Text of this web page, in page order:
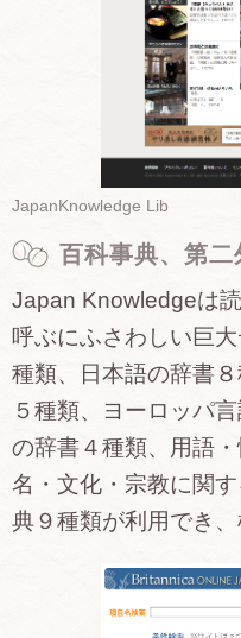
JapanKnowledge Lib
百科事典、第
Japan Knowledgeは
呼ぶにふさわしい巨
種類、日本語の辞書
５種類、ヨーロッパ
の辞書４種類、用語
名・文化・宗教に関
典９種類が利用でき、